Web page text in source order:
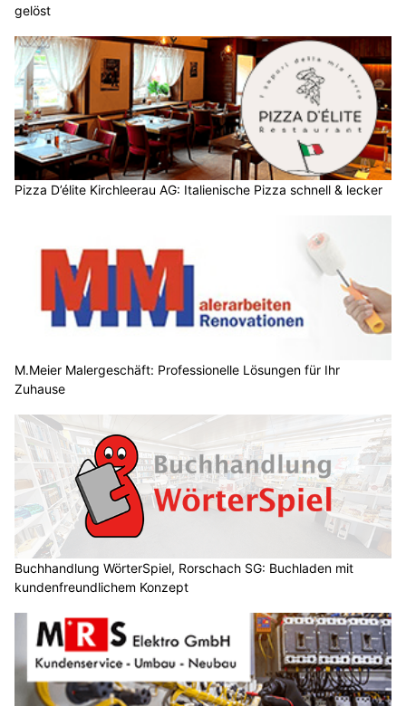
gelöst
Pizza D’élite Kirchleerau AG: Italienische Pizza schnell & lecker
M.Meier Malergeschäft: Professionelle Lösungen für Ihr
Zuhause
Buchhandlung WörterSpiel, Rorschach SG: Buchladen mit
kundenfreundlichem Konzept